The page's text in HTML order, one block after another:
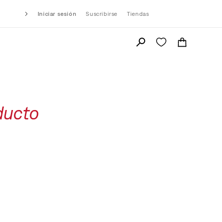
Iniciar sesión Suscribirse Tiendas